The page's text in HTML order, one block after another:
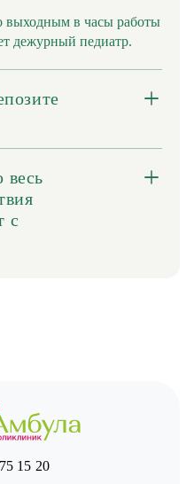
выходным в часы работы
дежурный педиатр.
весь
с
15 20